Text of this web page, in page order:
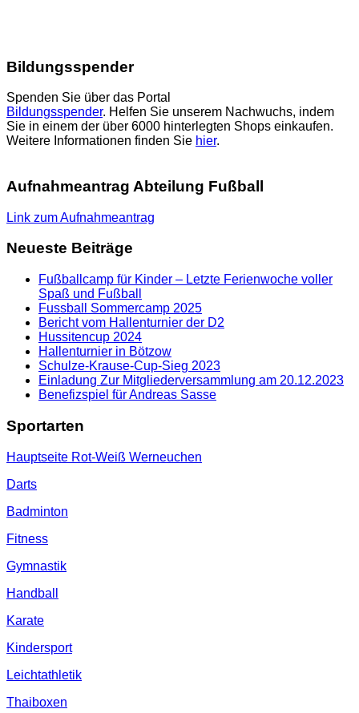
Bildungsspender
Spenden Sie über das Portal
Bildungsspender. Helfen Sie unserem Nachwuchs, indem
Sie in einem der über 6000 hinterlegten Shops einkaufen.
Weitere Informationen finden Sie hier.
Aufnahmeantrag Abteilung Fußball
Link zum Aufnahmeantrag
Neueste Beiträge
Fußballcamp für Kinder – Letzte Ferienwoche voller
Spaß und Fußball
Fussball Sommercamp 2025
Bericht vom Hallenturnier der D2
Hussitencup 2024
Hallenturnier in Bötzow
Schulze-Krause-Cup-Sieg 2023
Einladung Zur Mitgliederversammlung am 20.12.2023
Benefizspiel für Andreas Sasse
Sportarten
Hauptseite Rot-Weiß Werneuchen
Darts
Badminton
Fitness
Gymnastik
Handball
Karate
Kindersport
Leichtathletik
Thaiboxen